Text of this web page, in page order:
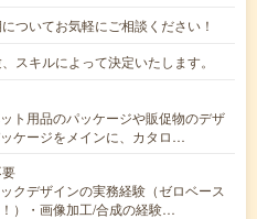
ついてお気軽にご相談ください！
キルによって決定いたします。
ト用品のパッケージや販促物のデザ
ケージをメインに、カタロ…
クデザインの実務経験（ゼロベース
）・画像加工/合成の経験…